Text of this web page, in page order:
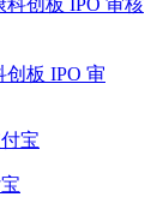
板 IPO 审